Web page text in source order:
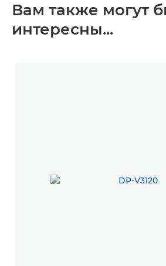
Вам также могут
интересны...